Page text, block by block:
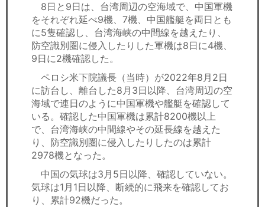
8日と9日は、台湾周辺の空海域で、中国軍機
をそれぞれ延べ9機、7機、中国艦艇を両日とも
に5隻確認し、台湾海峡の中間線を越えたり、
防空識別圏に侵入したりした軍機は8日に4機、
9日に2機確認した。
ペロシ米下院議長（当時）が2022年8月2日
に訪台し、離台した8月3日以降、台湾周辺の空
海域で連日のように中国軍機や艦艇を確認して
いる。確認した中国軍機は累計8200機以上
で、台湾海峡の中間線やその延長線を越えた
り、防空識別圏に侵入したりしたのは累計
2978機となった。
中国の気球は3月5日以降、確認していない。
気球は1月1日以降、断続的に飛来を確認してお
り、累計92機だった。